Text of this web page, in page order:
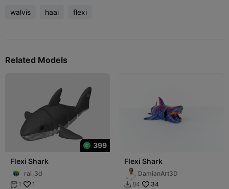
walvis haai flexi
Related Models
399
Flexi Shark
rai_3d
 1 1
Flexi Shark
DamianArt3D
 84 34